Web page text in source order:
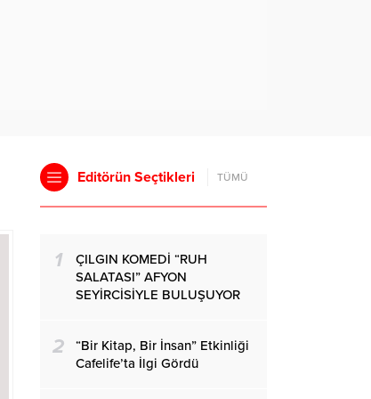
Editörün Seçtikleri TÜMÜ
1
ÇILGIN KOMEDİ “RUH
SALATASI” AFYON
SEYİRCİSİYLE BULUŞUYOR
2
“Bir Kitap, Bir İnsan” Etkinliği
Cafelife’ta İlgi Gördü